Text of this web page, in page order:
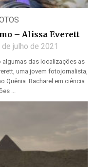
– Alissa Everett
de julho de 2021
algumas das localizações as
uma jovem fotojornalista,
Quênia. Bacharel em ciência
...